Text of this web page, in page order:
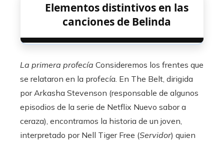
Elementos distintivos en las
canciones de Belinda
La primera profecía Consideremos los frentes que
se relataron en la profecía. En The Belt, dirigida
por Arkasha Stevenson (responsable de algunos
episodios de la serie de Netflix Nuevo sabor a
ceraza), encontramos la historia de un joven,
interpretado por Nell Tiger Free (Servidor) quien